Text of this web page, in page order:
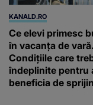
KANALD.RO
Ce elevi primesc
în vacanța de vară.
Condițiile care
îndeplinite pentru
beneficia de